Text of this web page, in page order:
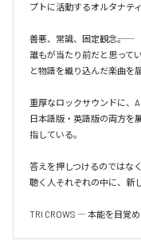
プトに活動するオルタナテ
善悪、常識、固定観念――。
誰もが当たり前だと思って
と物語を織り込んだ楽曲を
重厚なロックサウンドに、
日本語版・英語版の両方を
指している。
答えを押しつけるのではなく
聴く人それぞれの中に、新し
TRI CROWS ― 本能を目覚め